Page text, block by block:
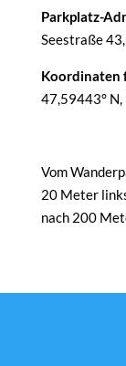
Parkplatz-
Seestraße
Koordinaten
47,59443°
Vom
20 Meter
nach 200